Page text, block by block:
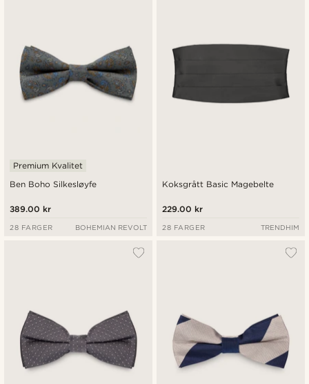
Ben Boho Silkesløyfe
Premium Kvalitet
389.00 kr
28 FARGER BOHEMIAN REVOLT
Koksgrått Basic Magebelte
229.00 kr
28 FARGER TRENDHIM